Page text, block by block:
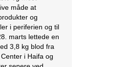
ser væk,
med at
af landbrug er